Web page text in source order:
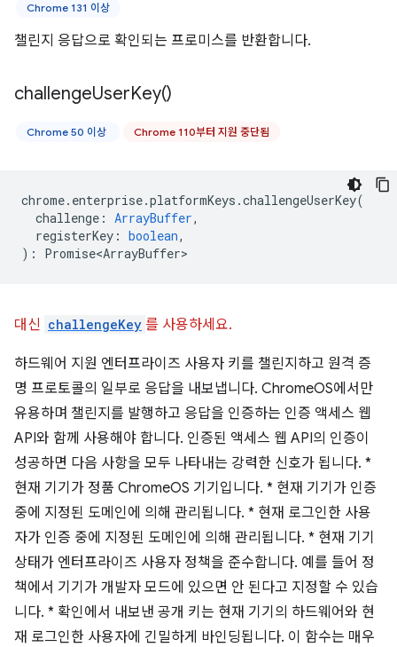
Chrome 131 이상
챌린지 응답으로 확인되는 프로미스를 반환합니다.
challengeUserKey()
Chrome 50 이상 Chrome 110부터 지원 중단됨
chrome. enterprise.platformKeys .challengeUserKey(
challenge : ArrayBuffer,
registerKey : boolean,
) : Promise<ArrayBuffer>
대신 challengeKey 를 사용하세요.
하드웨어 지원 엔터프라이즈 사용자 키를 챌린지하고 원격 증
명 프로토콜의 일부로 응답을 내보냅니다. ChromeOS에서만
유용하며 챌린지를 발행하고 응답을 인증하는 인증 액세스 웹
API와 함께 사용해야 합니다. 인증된 액세스 웹 API의 인증이
성공하면 다음 사항을 모두 나타내는 강력한 신호가 됩니다. *
현재 기기가 정품 ChromeOS 기기입니다. * 현재 기기가 인증
중에 지정된 도메인에 의해 관리됩니다. * 현재 로그인한 사용
자가 인증 중에 지정된 도메인에 의해 관리됩니다. * 현재 기기
상태가 엔터프라이즈 사용자 정책을 준수합니다. 예를 들어 정
책에서 기기가 개발자 모드에 있으면 안 된다고 지정할 수 있습
니다. * 확인에서 내보낸 공개 키는 현재 기기의 하드웨어와 현
재 로그인한 사용자에 긴밀하게 바인딩됩니다. 이 함수는 매우